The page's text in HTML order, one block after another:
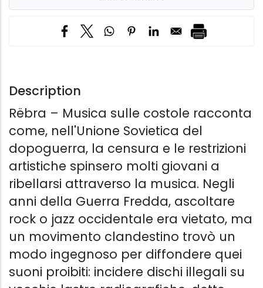
Description
Rëbra – Musica sulle costole racconta
come, nell'Unione Sovietica del
dopoguerra, la censura e le restrizioni
artistiche spinsero molti giovani a
ribellarsi attraverso la musica. Negli
anni della Guerra Fredda, ascoltare
rock o jazz occidentale era vietato, ma
un movimento clandestino trovò un
modo ingegnoso per diffondere quei
suoni proibiti: incidere dischi illegali su